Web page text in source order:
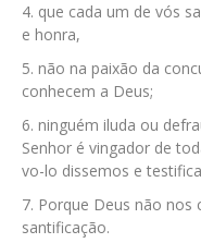
que cada um de vós
e honra,
não na paixão da
conhecem a Deus;
ninguém iluda ou
Senhor é vingador de
vo-lo dissemos e
Porque Deus não nos
santificação.